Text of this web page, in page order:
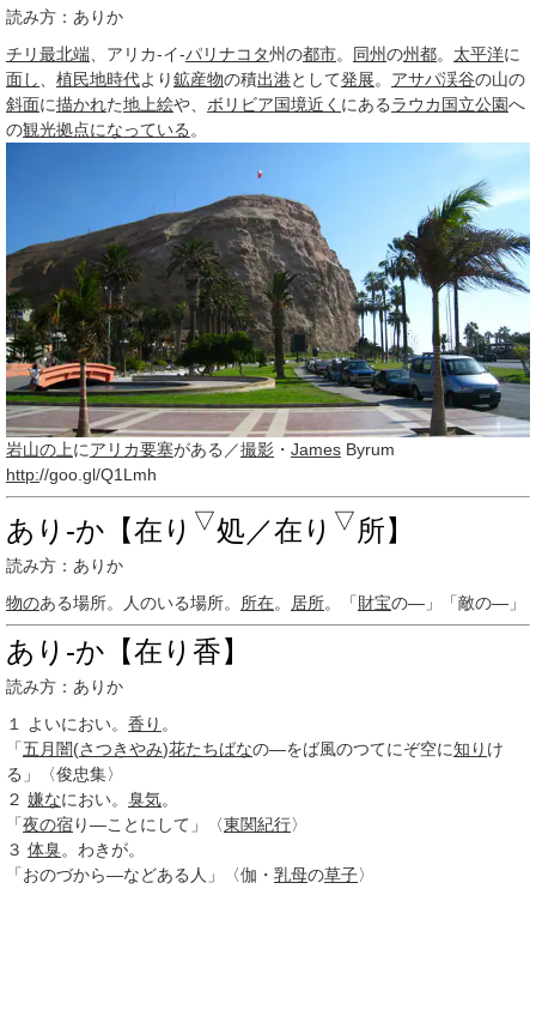
読み方：ありか
チリ最北端 、アリカ‐イ‐パリナコタ州の都市。 同州の州都。 太平洋に
面し
植民地時代より鉱産物の積出港として発展。 アサパ渓谷の山の
斜面に描かれた地上絵や、 ボリビア国境近く にあるラウカ国立公園へ
の観光拠点になっている 。
岩山の上にアリカ要塞がある／撮影 ・ James Byrum
http://goo.gl/Q1Lmh
あり‐か【在り ▽処／在り ▽所】
読み方：ありか
物のある場所。人のいる場所。 所在。 居所。「財宝の―」「敵の―」
あり‐か【在り香】
読み方：ありか
１
よいにおい。 香り 。
「五月闇(さつきやみ)花たちばなの―をば風のつてにぞ空に知り け
る」〈俊忠集〉
２ 嫌なにおい。 臭気。
「夜の宿り―ことにして」〈東関紀行〉
３ 体臭。わきが。
「おのづから―などある人」〈伽・ 乳母の草子〉